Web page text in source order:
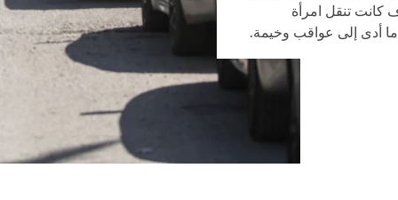
كانت تنقل امرأة
أدى إلى عواقب وخيمة.